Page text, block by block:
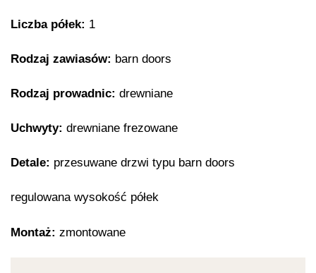
Liczba półek: 1
Rodzaj zawiasów: barn doors
Rodzaj prowadnic: drewniane
Uchwyty: drewniane frezowane
Detale: przesuwane drzwi typu barn doors
regulowana wysokość półek
Montaż: zmontowane